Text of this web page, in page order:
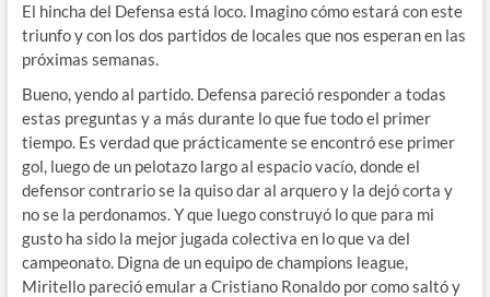
El hincha del Defensa está loco. Imagino cómo estará con este
triunfo y con los dos partidos de locales que nos esperan en las
próximas semanas.
Bueno, yendo al partido. Defensa pareció responder a todas
estas preguntas y a más durante lo que fue todo el primer
tiempo. Es verdad que prácticamente se encontró ese primer
gol, luego de un pelotazo largo al espacio vacío, donde el
defensor contrario se la quiso dar al arquero y la dejó corta y
no se la perdonamos. Y que luego construyó lo que para mi
gusto ha sido la mejor jugada colectiva en lo que va del
campeonato. Digna de un equipo de champions league,
Miritello pareció emular a Cristiano Ronaldo por como saltó y